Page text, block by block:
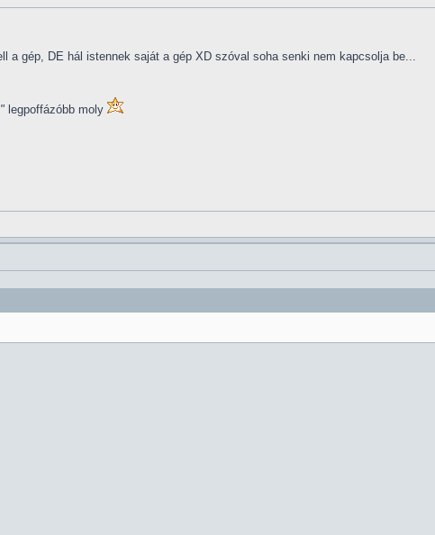
a gép, DE hál istennek saját a gép XD szóval soha senki nem kapcsolja be...
legpoffázóbb moly